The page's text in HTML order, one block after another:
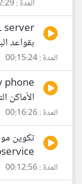
المدة : 00:12:29
بقواعد
المدة : 00:15:24
الأماكن
المدة : 00:16:26
المدة : 00:12:56